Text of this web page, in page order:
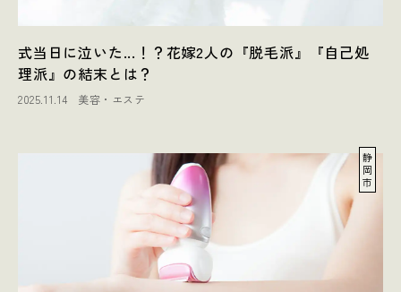
式当日に泣いた...！？花嫁2人の『脱毛派』『自己処
理派』の結末とは？
2025.11.14 美容・エステ
静
岡
市